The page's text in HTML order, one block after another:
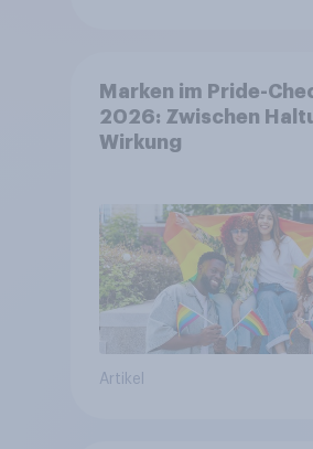
Marken im Pride-
2026: Zwischen
Wirkung
Artikel